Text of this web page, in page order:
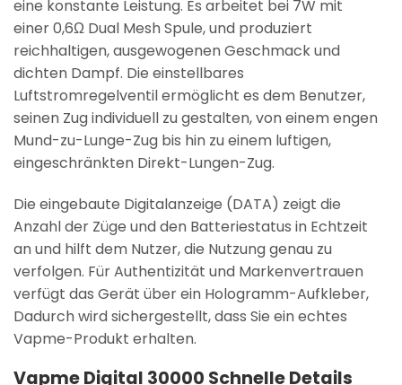
eine konstante Leistung. Es arbeitet bei 7W mit
einer0,6Ω Dual Mesh Spule, und produziert
reichhaltigen, ausgewogenen Geschmack und
dichten Dampf. Die einstellbares
Luftstromregelventilermöglicht es dem Benutzer,
seinen Zug individuell zu gestalten, von einem engen
Mund-zu-Lunge-Zug bis hin zu einem luftigen,
eingeschränkten Direkt-Lungen-Zug.
Die eingebaute Digitalanzeige (DATA) zeigt die
Anzahl der Züge und den Batteriestatus in Echtzeit
an und hilft dem Nutzer, die Nutzung genau zu
verfolgen. Für Authentizität und Markenvertrauen
verfügt das Gerät über ein Hologramm-Aufkleber,
Dadurch wird sichergestellt, dass Sie ein echtes
Vapme-Produkt erhalten.
Vapme Digital 30000 Schnelle Details